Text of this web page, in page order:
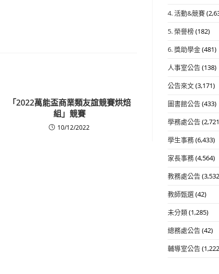
「2022萬能盃商業類友誼競賽烘焙
組」競賽
10/12/2022
4. 活動&競賽
5. 榮譽榜(182)
6. 獎助學金(481)
人事室公告(138)
公告來文(3,171)
圖書館公告(433)
學務處公告
學生事務(6,433)
家長事務(4,564)
教務處公告
教師甄選(42)
未分類(1,285)
總務處公告(42)
輔導室公告